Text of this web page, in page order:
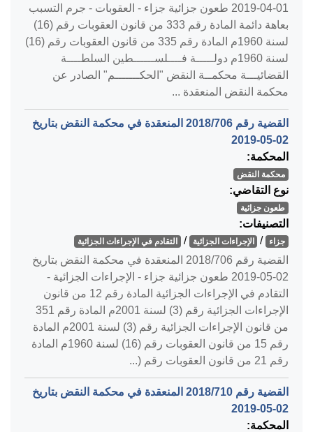
‎2019-04-01‏ طعون جزائية جزاء - العقوبات - جرم التسبب
بعاهة دائمة المادة رقم 333 من قانون العقوبات رقم (16)
لسنة 1960م المادة رقم 335 من قانون العقوبات رقم (16)
لسنة 1960م دولـــــة فــــلســــــطين السلطــــة
القضائيـــة محكمــة النقض "الحكـــــــم" الصادر عن
محكمة النقض المنعقدة ...
القضية رقم ‎706‏/‎2018‏ المنعقدة في محكمة النقض بتاريخ
‎2019-05-02‏
المحكمة:
محكمة النقض
نوع التقاضي:
طعون جزائية
التصنيفات:
جزاء / الإجراءات الجزائية / التقادم في الإجراءات الجزائية
القضية رقم ‎706‏/‎2018‏ المنعقدة في محكمة النقض بتاريخ
‎2019-05-02‏ طعون جزائية جزاء - الإجراءات الجزائية -
التقادم في الإجراءات الجزائية المادة رقم 12 من قانون
الإجراءات الجزائية رقم (3) لسنة 2001م المادة رقم 351
من قانون الإجراءات الجزائية رقم (3) لسنة 2001م المادة
رقم 15 من قانون العقوبات رقم (16) لسنة 1960م المادة
رقم 21 من قانون العقوبات رقم (...
القضية رقم ‎710‏/‎2018‏ المنعقدة في محكمة النقض بتاريخ
‎2019-05-02‏
المحكمة: